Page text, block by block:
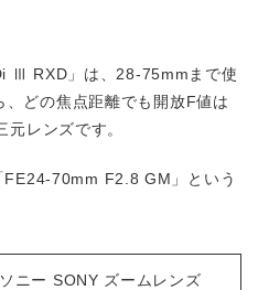
Ⅲ RXD」は、28-75mmまで使
、どの焦点距離でも開放F値は
レンズです。
70mm F2.8 GM」という
ソニー SONY ズームレンズ